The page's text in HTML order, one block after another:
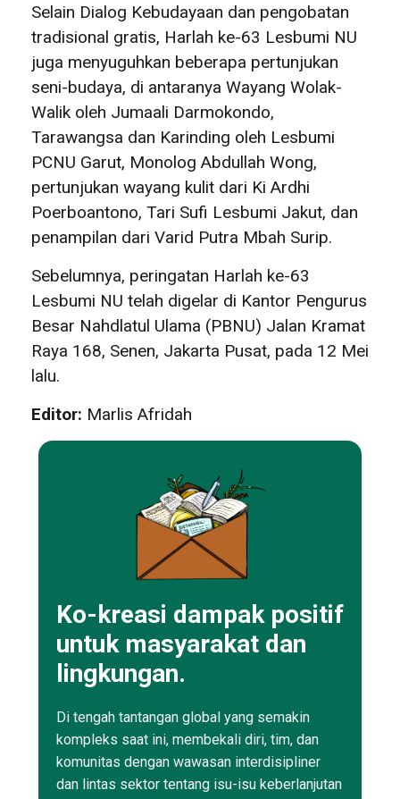
Selain Dialog Kebudayaan dan pengobatan
tradisional gratis, Harlah ke-63 Lesbumi NU
juga menyuguhkan beberapa pertunjukan
seni-budaya, di antaranya Wayang Wolak-
Walik oleh Jumaali Darmokondo,
Tarawangsa dan Karinding oleh Lesbumi
PCNU Garut, Monolog Abdullah Wong,
pertunjukan wayang kulit dari Ki Ardhi
Poerboantono, Tari Sufi Lesbumi Jakut, dan
penampilan dari Varid Putra Mbah Surip.
Sebelumnya, peringatan Harlah ke-63
Lesbumi NU telah digelar di Kantor Pengurus
Besar Nahdlatul Ulama (PBNU) Jalan Kramat
Raya 168, Senen, Jakarta Pusat, pada 12 Mei
lalu.
Editor: Marlis Afridah
Ko-kreasi dampak positif
untuk masyarakat dan
lingkungan.
Di tengah tantangan global yang semakin
kompleks saat ini, membekali diri, tim, dan
komunitas dengan wawasan interdisipliner
dan lintas sektor tentang isu-isu keberlanjutan